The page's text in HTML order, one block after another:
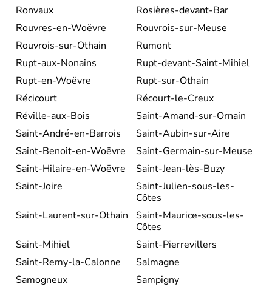
Ronvaux
Rosières-devant-Bar
Rouvres-en-Woëvre
Rouvrois-sur-Meuse
Rouvrois-sur-Othain
Rumont
Rupt-aux-Nonains
Rupt-devant-Saint-Mihiel
Rupt-en-Woëvre
Rupt-sur-Othain
Récicourt
Récourt-le-Creux
Réville-aux-Bois
Saint-Amand-sur-Ornain
Saint-André-en-Barrois
Saint-Aubin-sur-Aire
Saint-Benoit-en-Woëvre
Saint-Germain-sur-Meuse
Saint-Hilaire-en-Woëvre
Saint-Jean-lès-Buzy
Saint-Joire
Saint-Julien-sous-les-
Côtes
Saint-Laurent-sur-Othain
Saint-Maurice-sous-les-
Côtes
Saint-Mihiel
Saint-Pierrevillers
Saint-Remy-la-Calonne
Salmagne
Samogneux
Sampigny